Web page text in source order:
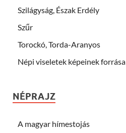
Szilágyság, Észak Erdély
Szűr
Torockó, Torda-Aranyos
Népi viseletek képeinek forrása
NÉPRAJZ
A magyar hímestojás